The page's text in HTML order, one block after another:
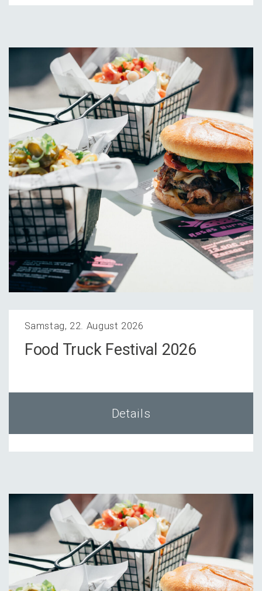
Samstag, 22. August 2026
Food Truck Festi­val 2026
Details